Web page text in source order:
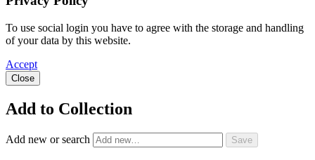
To use social login you have to agree with the storage and handling
of your data by this website.
Accept
Close
Add to Collection
Add new or search